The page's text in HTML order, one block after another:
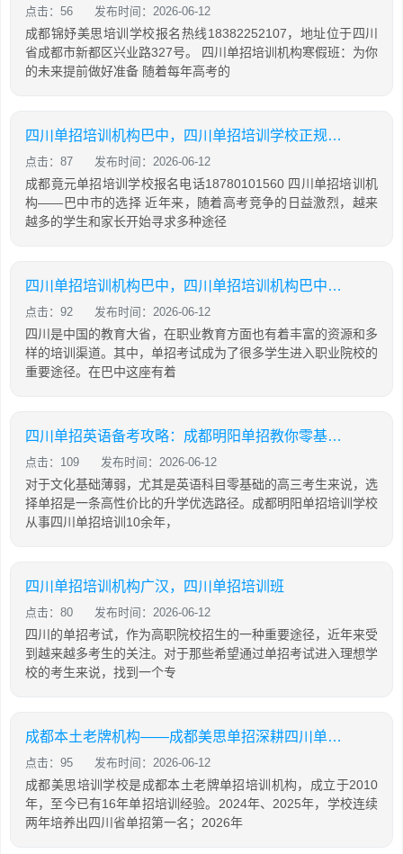
点击：56 发布时间：2026-06-12
成都锦妤美思培训学校报名热线18382252107，地址位于四川
省成都市新都区兴业路327号。 四川单招培训机构寒假班：为你
的未来提前做好准备 随着每年高考的
四川单招培训机构巴中，四川单招培训学校正规学校
点击：87 发布时间：2026-06-12
成都竟元单招培训学校报名电话18780101560 四川单招培训机
构——巴中市的选择 近年来，随着高考竞争的日益激烈，越来
越多的学生和家长开始寻求多种途径
四川单招培训机构巴中，四川单招培训机构巴中有几家
点击：92 发布时间：2026-06-12
四川是中国的教育大省，在职业教育方面也有着丰富的资源和多
样的培训渠道。其中，单招考试成为了很多学生进入职业院校的
重要途径。在巴中这座有着
四川单招英语备考攻略：成都明阳单招教你零基础也能有效提分
点击：109 发布时间：2026-06-12
对于文化基础薄弱，尤其是英语科目零基础的高三考生来说，选
择单招是一条高性价比的升学优选路径。成都明阳单招培训学校
从事四川单招培训10余年，
四川单招培训机构广汉，四川单招培训班
点击：80 发布时间：2026-06-12
四川的单招考试，作为高职院校招生的一种重要途径，近年来受
到越来越多考生的关注。对于那些希望通过单招考试进入理想学
校的考生来说，找到一个专
成都本土老牌机构——成都美思单招深耕四川单招16年，助力学生录取公办院校！
点击：95 发布时间：2026-06-12
成都美思培训学校是成都本土老牌单招培训机构，成立于2010
年，至今已有16年单招培训经验。2024年、2025年，学校连续
两年培养出四川省单招第一名；2026年